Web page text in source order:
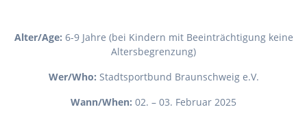
Alter/Age: 6-9 Jahre (bei Kindern mit Beeinträchtigung keine
Altersbegrenzung)
Wer/Who: Stadtsportbund Braunschweig e.V.
Wann/When: 02. – 03. Februar 2025